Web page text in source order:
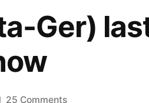
Ger)
25 Commentson